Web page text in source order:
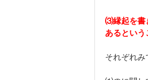
⑶縁起を書
あるという
それぞれみ